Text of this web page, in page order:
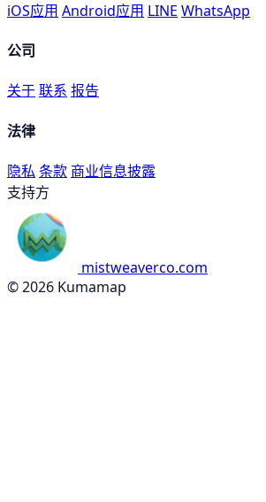
iOS应用 Android应用 LINE WhatsApp
公司
关于联系 报告
法律
隐私 条款 商业信息披露
支持方
mistweaverco.com
© 2026 Kumamap